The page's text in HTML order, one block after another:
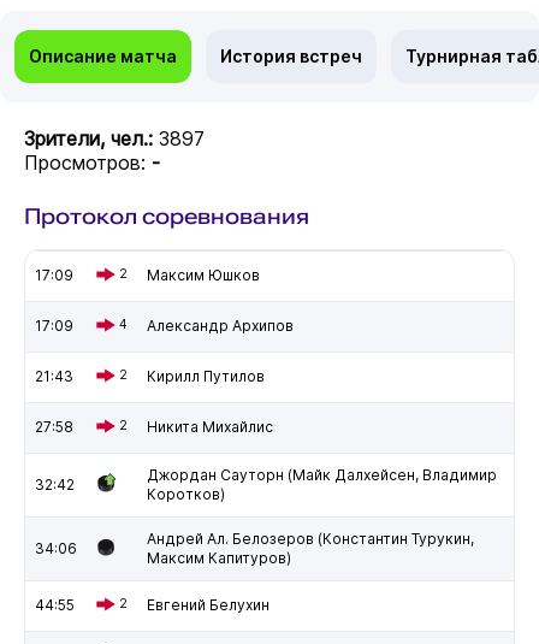
Описание матча История встреч Турнирная
Зрители, чел.: 3897
Просмотров: -
Протокол соревнования
17:09 2 Максим Юшков
17:09 4 Александр Архипов
21:43 2 Кирилл Путилов
27:58 2 Никита Михайлис
32:42
Джордан Сауторн (Майк Далхейсен, Владимир
Коротков)
34:06
Андрей Ал. Белозеров (Константин Турукин,
Максим Капитуров)
44:55 2 Евгений Белухин